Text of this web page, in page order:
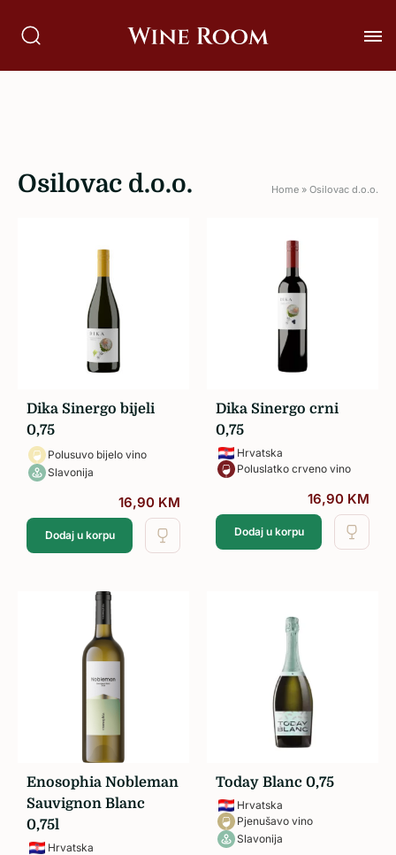
Osilovac d.o.o. Home » Osilovac d.o.o.
Dika Sinergo bijeli
0,75
Polusuvo bijelo vino
Slavonija
16,90 KM
Dodaj u korpu
Dika Sinergo crni
0,75
Hrvatska
Poluslatko crveno vino
16,90 KM
Dodaj u korpu
Enosophia Nobleman
Sauvignon Blanc
0,75l
Hrvatska
Today Blanc 0,75
Hrvatska
Pjenušavo vino
Slavonija